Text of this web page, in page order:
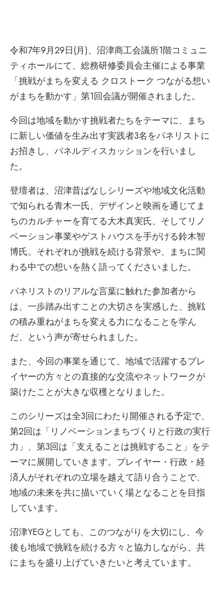
令和7年9月29日(月)、沼津商工会議所1階コミュニ
ティホールにて、総務研修委員会主催による事業
「挑戦がまちを変える クロストーク つながる想い
がまちを動かす」第1回会議が開催されました。
今回は地域を動かす挑戦者たちをテーマに、まち
に新しい価値を生み出す実践者3名をパネリストに
お招きし、パネルディスカッションを行いまし
た。
登壇者は、沼津昔ばなしシリーズや地域文化活動
で知られる青木一氏、デザインと映画を通じてま
ちのカルチャーを育てる大木真実氏、そしてリノ
ベーション事業やゲストハウスを手がける鈴木智
博氏。それぞれが挑戦を続ける背景や、まちに関
わる中での想いを熱く語ってくださいました。
パネリストのリアルな言葉に触れた参加者から
は、一歩踏み出すことの大切さを実感した、挑戦
の積み重ねがまちを変える力になることを学ん
だ、という声が寄せられました。
また、今回の事業を通じて、地域で活躍するプレ
イヤーの方々との直接的な交流やネットワークが
築けたことが大きな収穫となりました。
このシリーズは全3回にわたり開催される予定で、
第2回は「リノベーションまちづくりと行政の実行
力」、第3回は「支えることは挑戦すること」をテ
ーマに展開していきます。プレイヤー・行政・経
済人がそれぞれの立場を越えて語り合うことで、
地域の未来を共に描いていく場となることを目指
しています。
沼津YEGとしても、このつながりを大切にし、今
後も地域で挑戦を続ける方々と協力しながら、共
にまちを盛り上げていきたいと考えています。